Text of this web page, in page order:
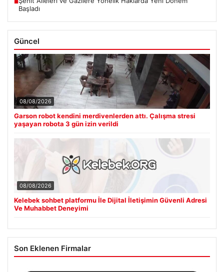
■
Başladı
Güncel
08/08/2026
Garson robot kendini merdivenlerden attı. Çalışma stresi
yaşayan robota 3 gün izin verildi
08/08/2026
Kelebek sohbet platformu İle Dijital İletişimin Güvenli Adresi
Ve Muhabbet Deneyimi
Son Eklenen Firmalar